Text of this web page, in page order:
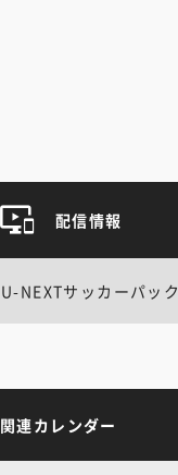
配信情報
U-NEXTサッカーパック
関連カレンダー